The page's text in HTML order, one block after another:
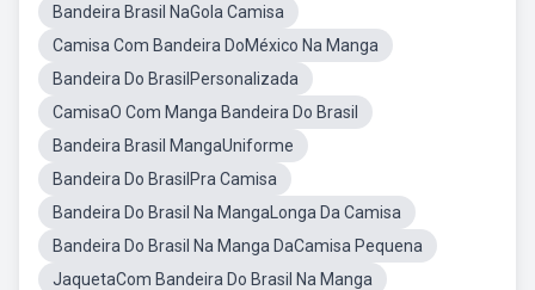
Bandeira Brasil NaGola Camisa
Camisa Com Bandeira DoMéxico Na Manga
Bandeira Do BrasilPersonalizada
CamisaO Com Manga Bandeira Do Brasil
Bandeira Brasil MangaUniforme
Bandeira Do BrasilPra Camisa
Bandeira Do Brasil Na MangaLonga Da Camisa
Bandeira Do Brasil Na Manga DaCamisa Pequena
JaquetaCom Bandeira Do Brasil Na Manga